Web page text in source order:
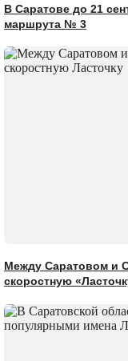
В Саратове до 21
маршрута № 3
Между Саратовом и
скоростную